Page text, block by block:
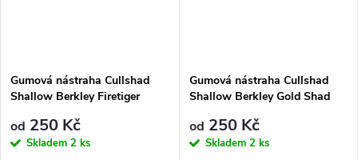
Gumová nástraha Cullshad
Shallow Berkley Firetiger
od 250 Kč
Skladem 2 ks
Gumová nástraha Cullshad
Shallow Berkley Gold Shad
od 250 Kč
Skladem 2 ks